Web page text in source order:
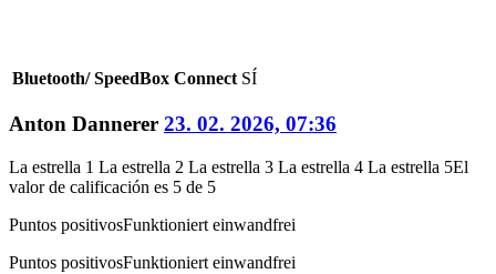
Bluetooth/ SpeedBox Connect SÍ
Anton Dannerer 23. 02. 2026, 07:36
La estrella 1 La estrella 2 La estrella 3 La estrella 4 La estrella 5El
valor de calificación es 5 de 5
Puntos positivosFunktioniert einwandfrei
Puntos positivosFunktioniert einwandfrei